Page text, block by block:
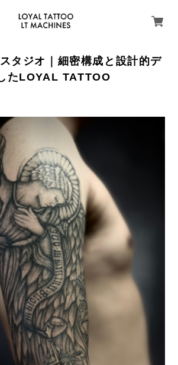
タジオ｜細密構成と設計的デ
たLOYAL TATTOO